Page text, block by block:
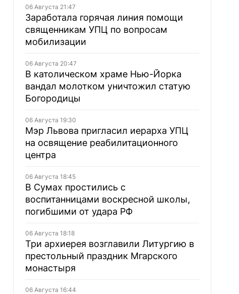
06 Августа 21:47
Заработала горячая линия помощи
священникам УПЦ по вопросам
мобилизации
06 Августа 20:47
В католическом храме Нью-Йорка
вандал молотком уничтожил статую
Богородицы
06 Августа 19:30
Мэр Львова пригласил иерарха УПЦ
на освящение реабилитационного
центра
06 Августа 18:45
В Сумах простились с
воспитанницами воскресной школы,
погибшими от удара РФ
06 Августа 18:18
Три архиерея возглавили Литургию в
престольный праздник Мгарского
монастыря
06 Августа 16:44